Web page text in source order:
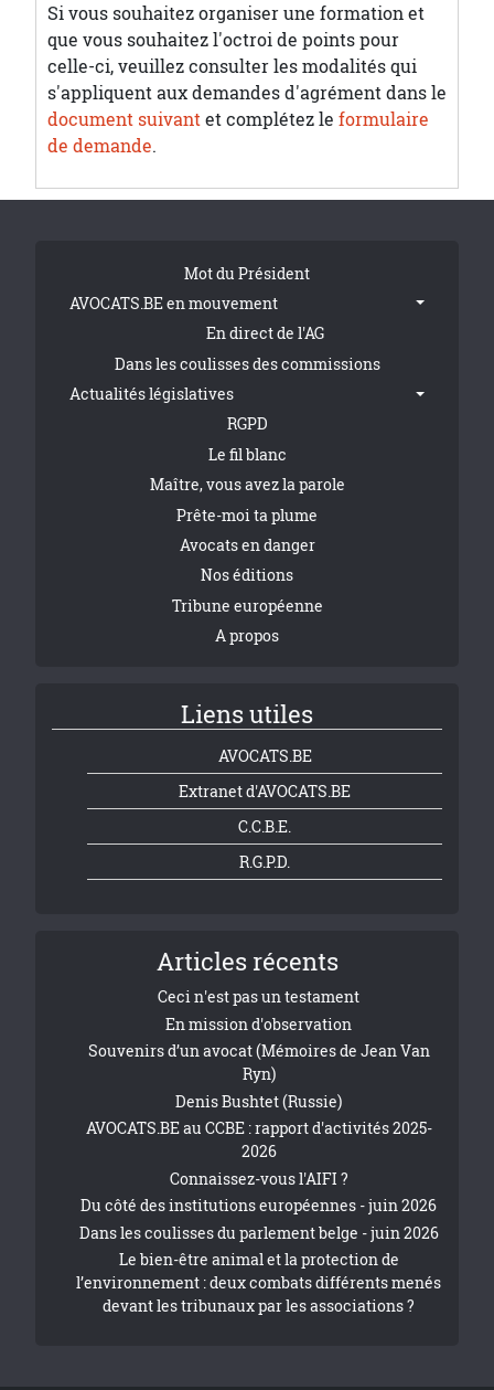
Si vous souhaitez organiser une formation et
que vous souhaitez l'octroi de points pour
celle-ci, veuillez consulter les modalités qui
s'appliquent aux demandes d'agrément dans le
document suivantet complétez le formulaire
de demande.
Tribune FooterMot du Président
AVOCATS.BE en mouvement
En direct de l'AG
Dans les coulisses des commissions
Actualités législatives
RGPD
Le fil blanc
Maître, vous avez la parole
Prête-moi ta plume
Avocats en danger
Nos éditions
Tribune européenne
A propos
Liens utiles
AVOCATS.BE
Extranet d'AVOCATS.BE
C.C.B.E.
R.G.P.D.
Articles récents
Ceci n'est pas un testament
En mission d'observation
Souvenirs d’un avocat (Mémoires de Jean Van
Ryn)
Denis Bushtet (Russie)
AVOCATS.BE au CCBE : rapport d'activités 2025-
2026
Connaissez-vous l'AIFI ?
Du côté des institutions européennes - juin 2026
Dans les coulisses du parlement belge - juin 2026
Le bien-être animal et la protection de
l’environnement : deux combats différents menés
devant les tribunaux par les associations ?